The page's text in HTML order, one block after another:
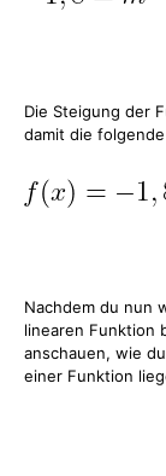
Die Steigung der
damit die
Nachdem du nun
linearen Funktion
anschauen, wie
einer Funktion